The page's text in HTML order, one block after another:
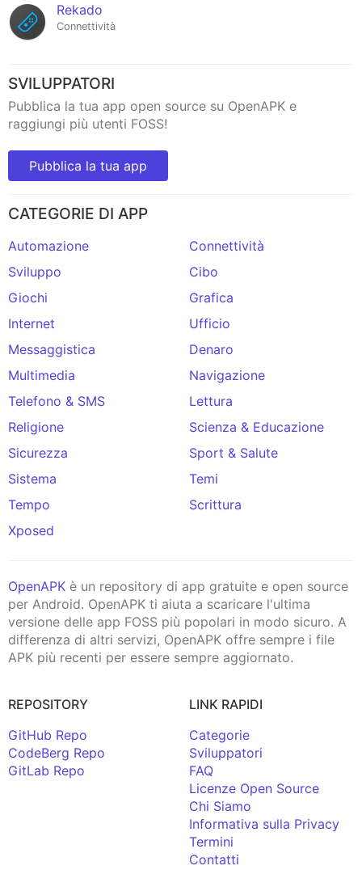
Rekado
Connettività
SVILUPPATORI
Pubblica la tua app open source su OpenAPK e
raggiungi più utenti FOSS!
Pubblica la tua app
CATEGORIE DI APP
Automazione
Connettività
Sviluppo
Cibo
Giochi
Grafica
Internet
Ufficio
Messaggistica
Denaro
Multimedia
Navigazione
Telefono & SMS
Lettura
Religione
Scienza & Educazione
Sicurezza
Sport & Salute
Sistema
Temi
Tempo
Scrittura
Xposed
OpenAPK è un repository di app gratuite e open source
per Android. OpenAPK ti aiuta a scaricare l'ultima
versione delle app FOSS più popolari in modo sicuro. A
differenza di altri servizi, OpenAPK offre sempre i file
APK più recenti per essere sempre aggiornato.
REPOSITORY
GitHub Repo
CodeBerg Repo
GitLab Repo
LINK RAPIDI
Categorie
Sviluppatori
FAQ
Licenze Open Source
Chi Siamo
Informativa sulla Privacy
Termini
Contatti